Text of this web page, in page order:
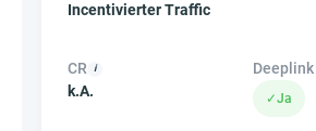
Incentivierter Traffic
CR
k.A.
Deeplink
✓Ja